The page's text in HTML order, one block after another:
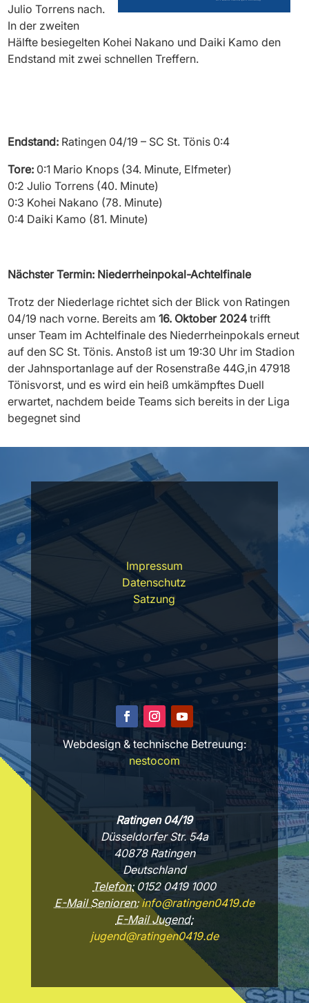
Julio Torrens nach.
In der zweiten
Hälfte besiegelten Kohei Nakano und Daiki Kamo den
Endstand mit zwei schnellen Treffern.
Endstand: Ratingen 04/19 – SC St. Tönis 0:4
Tore: 0:1 Mario Knops (34. Minute, Elfmeter)
0:2 Julio Torrens (40. Minute)
0:3 Kohei Nakano (78. Minute)
0:4 Daiki Kamo (81. Minute)
Nächster Termin: Niederrheinpokal-Achtelfinale
Trotz der Niederlage richtet sich der Blick von Ratingen
04/19 nach vorne. Bereits am16. Oktober 2024 trifft
unser Team im Achtelfinale des Niederrheinpokals erneut
auf den SC St. Tönis. Anstoß ist um 19:30 Uhr im Stadion
der Jahnsportanlage auf der Rosenstraße 44G,in 47918
Tönisvorst, und es wird ein heiß umkämpftes Duell
erwartet, nachdem beide Teams sich bereits in der Liga
begegnet sind
Impressum
Datenschutz
Satzung
Webdesign & technische Betreuung:
nestocom
Ratingen 04/19
Düsseldorfer Str. 54a
40878 Ratingen
Deutschland
Telefon:0152 0419 1000
E-Mail Senioren:info@ratingen0419.de
E-Mail Jugend:
jugend@ratingen0419.de